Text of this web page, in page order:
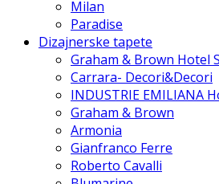
Milan
Paradise
Dizajnerske tapete
Graham & Brown Hotel
Carrara- Decori&Decori
INDUSTRIE EMILIANA
Graham & Brown
Armonia
Gianfranco Ferre
Roberto Cavalli